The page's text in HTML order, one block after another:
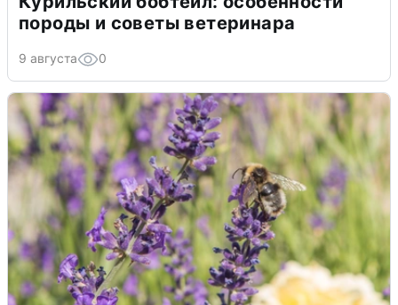
породы и советы ветеринара
9 августа 0